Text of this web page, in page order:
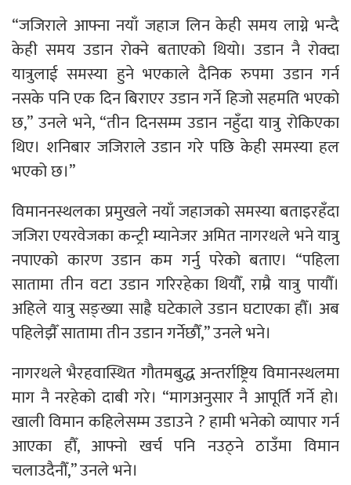
“जजिराले आफ्ना नयाँ जहाज लिन केही समय लाग्ने भन्दै
केही समय उडान रोक्ने बताएको थियो। उडान नै रोक्दा
यात्रुलाई समस्या हुने भएकाले दैनिक रुपमा उडान गर्न
नसके पनि एक दिन बिराएर उडान गर्ने हिजो सहमति भएको
छ,” उनले भने, “तीन दिनसम्म उडान नहुँदा यात्रु रोकिएका
थिए। शनिबार जजिराले उडान गरे पछि केही समस्या हल
भएको छ।”
विमाननस्थलका प्रमुखले नयाँ जहाजको समस्या बताइरहँदा
जजिरा एयरवेजका कन्ट्री म्यानेजर अमित नागरथले भने यात्रु
नपाएको कारण उडान कम गर्नु परेको बताए। “पहिला
सातामा तीन वटा उडान गरिरहेका थियौँ, राम्रै यात्रु पायौँ।
अहिले यात्रु सङ्ख्या साह्रै घटेकाले उडान घटाएका हौँ। अब
पहिलेझैँ सातामा तीन उडान गर्नेछौँ,” उनले भने।
नागरथले भैरहवास्थित गौतमबुद्ध अन्तर्राष्ट्रिय विमानस्थलमा
माग नै नरहेको दाबी गरे। “मागअनुसार नै आपूर्ति गर्ने हो।
खाली विमान कहिलेसम्म उडाउने ? हामी भनेको व्यापार गर्न
आएका हौँ, आफ्नो खर्च पनि नउठ्ने ठाउँमा विमान
चलाउदैनौँ,” उनले भने।